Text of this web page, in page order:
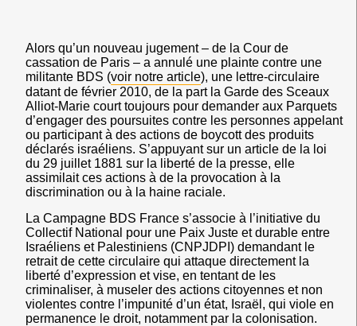
Alors qu’un nouveau jugement – de la Cour de
cassation de Paris – a annulé une plainte contre une
militante BDS (voir notre article), une lettre-circulaire
datant de février 2010, de la part la Garde des Sceaux
Alliot-Marie court toujours pour demander aux Parquets
d’engager des poursuites contre les personnes appelant
ou participant à des actions de boycott des produits
déclarés israéliens. S’appuyant sur un article de la loi
du 29 juillet 1881 sur la liberté de la presse, elle
assimilait ces actions à de la provocation à la
discrimination ou à la haine raciale.
La Campagne BDS France s’associe à l’initiative du
Collectif National pour une Paix Juste et durable entre
Israéliens et Palestiniens (CNPJDPI) demandant le
retrait de cette circulaire qui attaque directement la
liberté d’expression et vise, en tentant de les
criminaliser, à museler des actions citoyennes et non
violentes contre l’impunité d’un état, Israël, qui viole en
permanence le droit, notamment par la colonisation.